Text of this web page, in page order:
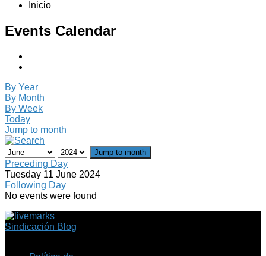
Inicio
Events Calendar
By Year
By Month
By Week
Today
Jump to month
Jump to month
Preceding Day
Tuesday 11 June 2024
Following Day
No events were found
Sindicación Blog